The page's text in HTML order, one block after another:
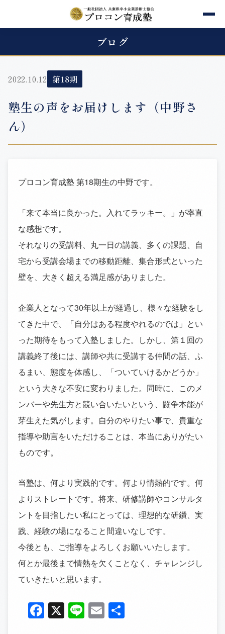
ブログ
2022.10.12 第18期
塾生の声をお届けします（中野さ
ん）
プロコン育成塾 第18期生の中野です。
「来て本当に良かった。入れてラッキー。」が率直
な感想です。
それなりの受講料、丸一日の講義、多くの課題、自
宅から受講会場までの移動距離、集合形式といった
壁を、大きく超える満足感がありました。
企業人となって30年以上が経過し、様々な経験をし
てきた中で、「自分はある程度やれるのでは」とい
った期待をもって入塾しました。しかし、第１回の
講義終了後には、講師や共に受講する仲間の話、ふ
るまい、態度を体感し、「ついていけるかどうか」
という大きな不安に変わりました。同時に、このメ
ンバーや先生方と競い合いたいという、闘争本能が
芽生えた気がします。自分のやりたい事で、貴重な
指導や助言をいただけることは、本当にありがたい
ものです。
当塾は、何より実践的です。何より情熱的です。何
よりストレートです。将来、研修講師やコンサルタ
ントを目指したい私にとっては、理想的な研鑽、実
践、経験の場になること間違いなしです。
今後とも、ご指導をよろしくお願いいたします。
何とか最後まで情熱を欠くことなく、チャレンジし
ていきたいと思います。
Facebook
X LineEmail